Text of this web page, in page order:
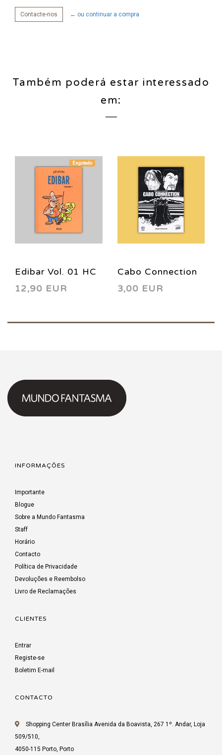
Contacte-nos ← ou continuar a compra
Também poderá estar interessado
em:
Esgotado
Edibar Vol. 01 HC
2019
12,90 EUR
Cabo Connection
2007
3,00 EUR
INFORMAÇÕES
Importante
Blogue
Sobre a Mundo Fantasma
Staff
Horário
Contacto
Política de Privacidade
Devoluções e Reembolso
Livro de Reclamações
CLIENTES
Entrar
Registe-se
Boletim E-mail
CONTACTO
Shopping Center Brasília Avenida da Boavista, 267 1º. Andar, Loja
509/510,
4050-115 Porto, Porto